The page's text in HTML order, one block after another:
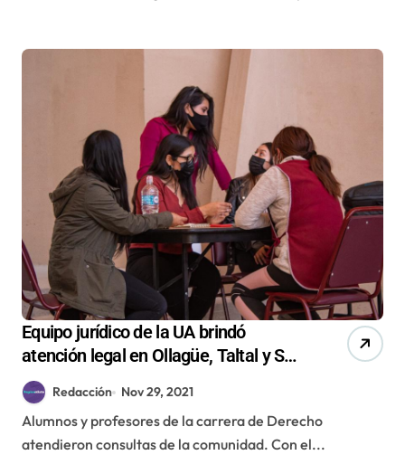
Equipo jurídico de la UA brindó
atención legal en Ollagüe, Taltal y San
Pedro de Atacama
Redacción Nov 29, 2021
Alumnos y profesores de la carrera de Derecho
atendieron consultas de la comunidad. Con el...